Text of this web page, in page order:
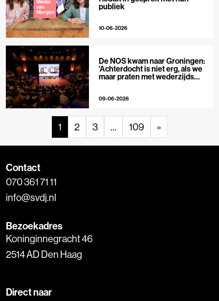
publiek
10-06-2026
De NOS kwam naar Groningen:
‘Achterdocht is niet erg, als we
maar praten met wederzijds
09-06-2026
1 2 3 … 109 »
Contact
070 361 71 11
info@svdj.nl
Bezoekadres
Koninginnegracht 46
2514 AD Den Haag
Direct naar